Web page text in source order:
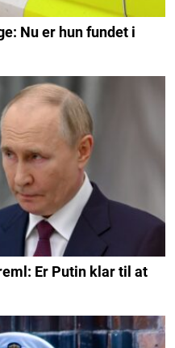
Nu er hun fundet i
Er Putin klar til at